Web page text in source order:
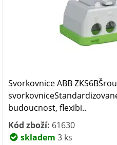
Svorkovnice ABB
budoucnost, flexibi..
Kód zboží: 61630
skladem 3 ks